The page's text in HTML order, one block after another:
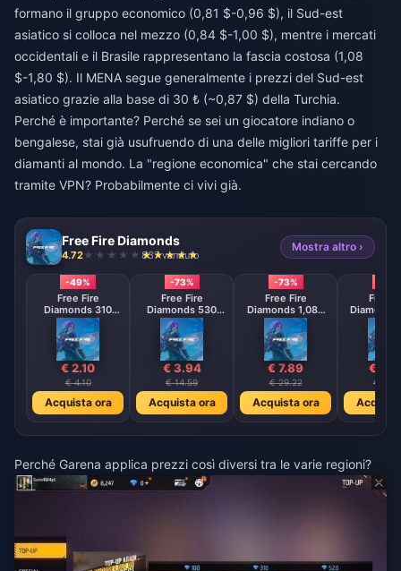
formano il gruppo economico (0,81 $-0,96 $), il Sud-est
asiatico si colloca nel mezzo (0,84 $-1,00 $), mentre i mercati
occidentali e il Brasile rappresentano la fascia costosa (1,08
$-1,80 $). Il MENA segue generalmente i prezzi del Sud-est
asiatico grazie alla base di 30 ₺ (~0,87 $) della Turchia.
Perché è importante? Perché se sei un giocatore indiano o
bengalese, stai già usufruendo di una delle migliori tariffe per i
diamanti al mondo. La "regione economica" che stai cercando
tramite VPN? Probabilmente ci vivi già.
Free Fire Diamonds
4.72 837 venduto
Mostra altro ›
-49%
Free Fire
Diamonds 310
Diamonds
€ 2.10
€ 4.10
Acquista ora
-73%
Free Fire
Diamonds 530
Diamonds
【Middle East
region optional】
€ 3.94
€ 14.59
Acquista ora
-73%
Free Fire
Diamonds 1,080
Diamonds
【Middle East
region optional】
€ 7.89
€ 29.22
Acquista ora
Free
【
region
€
€
Perché Garena applica prezzi così diversi tra le varie regioni?